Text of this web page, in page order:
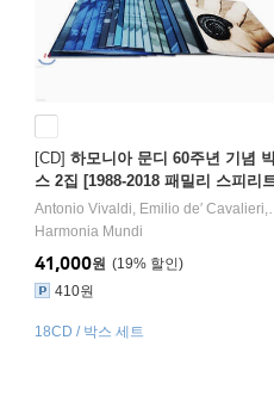
national Auvergne-Rhone-Alpes오
,Franz Haydn, Wolfgang Amadeus
[CD] 하모니아 문디 60주년 기념
스 2집 [1988-2018 패밀리 스피리
(Generation harmonia mundi - 2.
The Family Spirit)
Antonio Vivaldi, Emilio de′ Cavalieri,
Harmonia Mundi
19%
41,000원
410원
18CD / 박스 세트